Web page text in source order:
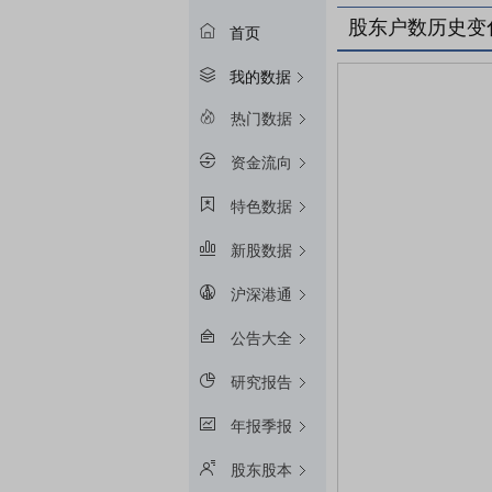
首页
我的数据
热门数据
资金流向
特色数据
新股数据
沪深港通
公告大全
研究报告
年报季报
股东股本
股东户数历史